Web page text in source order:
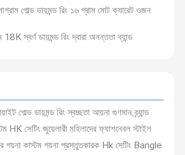
গোল্ড ডায়মন্ড রিং ১৬ গ্রাম মোট ক্যারেট ওজন
স্বর্ণ ডায়মন্ড রিং দ্বারা অনন্ততা ব্যান্ড
গোল্ড ডায়মন্ড রিং স্বচ্ছতা আয়না গুণমান ব্র্যান্ড
HK সেটিং জুয়েলারী মহিলাদের ফ্যাশনেবল স্টাইল
গয়না কাস্টম গয়না প্রস্তুতকারক Hk সেটিং Bangle